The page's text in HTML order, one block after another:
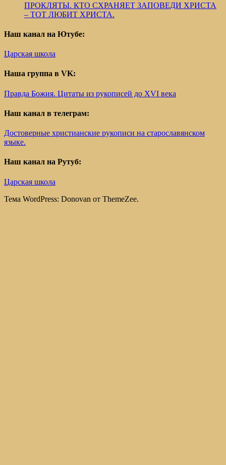
ПРОКЛЯТЫ. КТО СХРАНЯЕТ ЗАПОВЕДИ ХРИСТА
– ТОТ ЛЮБИТ ХРИСТА.
Наш канал на Ютубе:
Царская школа
Наша группа в VK:
Правда Божия. Цитаты из рукописей до XVI века
Наш канал в телеграм:
Достоверные христианские рукописи на старославянском
языке.
Наш канал на Рутуб:
Царская школа
Тема WordPress: Donovan от ThemeZee.